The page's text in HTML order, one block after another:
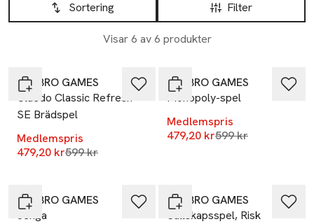
Filter
Sortering
Visar 6 av 6 produkter
HASBRO GAMES
Cluedo Classic Refresh
SE Brädspel
Medlemspris
479,20 krLägsta pris 30 dagar
599 kr
HASBRO GAMES
Monopoly-spel
Medlemspris
479,20 krLägsta pris 30
599 kr
HASBRO GAMES
Jenga
HASBRO GAMES
Sällskapsspel, Risk